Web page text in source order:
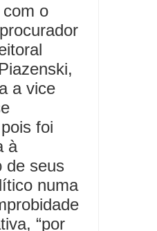
o
a vice
foi
à
de seus
numa
“por